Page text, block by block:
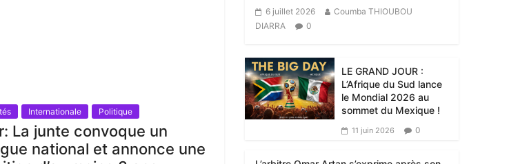
Internationale Politique
La junte convoque un
national et annonce une
6 juillet 2026
Coumba THIOUBOU
DIARRA
0
LE GRAND JOUR :
L’Afrique du Sud lance
le Mondial 2026 au
sommet du Mexique !
11 juin 2026 0